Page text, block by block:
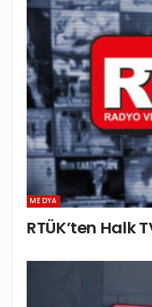
MEDYA
RTÜK’ten Halk